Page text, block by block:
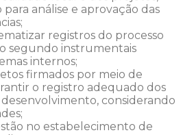
análise e aprovação das
registros do processo
segundo instrumentais
internos;
firmados por meio de
o registro adequado dos
desenvolvimento, considerando
no estabelecimento de